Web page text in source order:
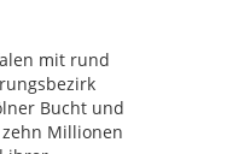
mit rund
Bucht und
Millionen